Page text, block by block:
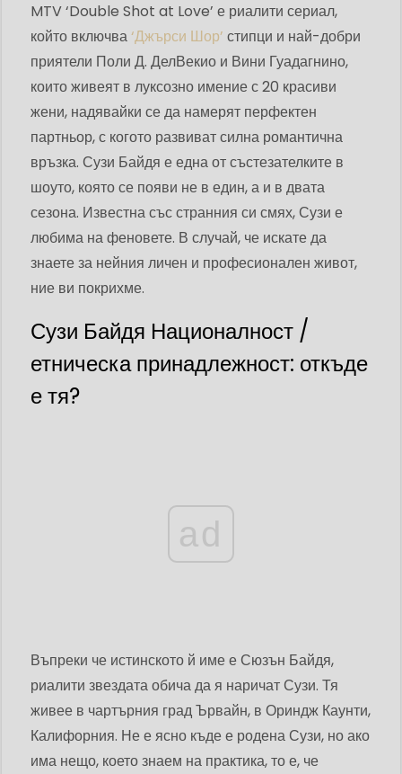
MTV ‘Double Shot at Love’ е риалити сериал,
който включва‘Джърси Шор’ стипци и най-добри
приятели Поли Д. ДелВекио и Вини Гуадагнино,
които живеят в луксозно имение с 20 красиви
жени, надявайки се да намерят перфектен
партньор, с когото развиват силна романтична
връзка. Сузи Байдя е една от състезателките в
шоуто, която се появи не в един, а и в двата
сезона. Известна със странния си смях, Сузи е
любима на феновете. В случай, че искате да
знаете за нейния личен и професионален живот,
ние ви покрихме.
Сузи Байдя Националност /
етническа принадлежност: откъде
е тя?
ad
Въпреки че истинското й име е Сюзън Байдя,
риалити звездата обича да я наричат ​​Сузи. Тя
живее в чартърния град Ървайн, в Ориндж Каунти,
Калифорния. Не е ясно къде е родена Сузи, но ако
има нещо, което знаем на практика, то е, че